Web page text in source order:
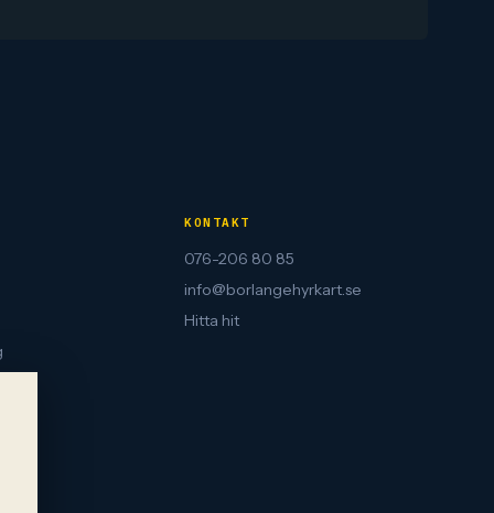
KONTAKT
076-206 80 85
info@borlangehyrkart.se
Hitta hit